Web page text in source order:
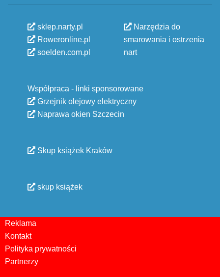
sklep.narty.pl
Roweronline.pl
soelden.com.pl
Narzędzia do
smarowania i ostrzenia
nart
Współpraca - linki sponsorowane
Grzejnik olejowy elektryczny
Naprawa okien Szczecin
Skup książek Kraków
skup książek
Reklama
Kontakt
Polityka prywatności
Partnerzy